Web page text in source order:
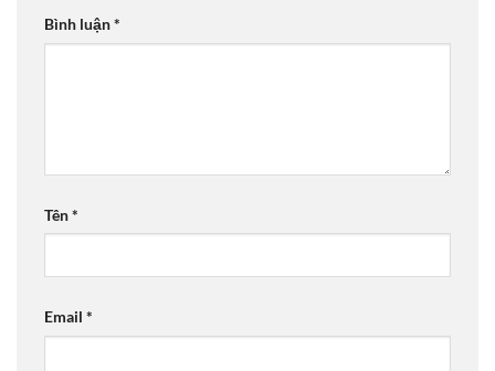
Bình luận*
Tên*
Email *